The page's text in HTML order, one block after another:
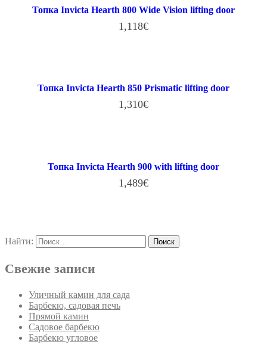
Топка Invicta Hearth 800 Wide Vision lifting door
1,118€
Топка Invicta Hearth 850 Prismatic lifting door
1,310€
Топка Invicta Hearth 900 with lifting door
1,489€
Найти:
Свежие записи
Уличный камин для сада
Барбекю, садовая печь
Прямой камин
Садовое барбекю
Барбекю угловое